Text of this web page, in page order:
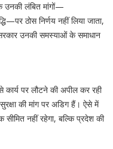
उनकी लंबित मांगों—
ठोस निर्णय नहीं लिया जाता,
उनकी समस्याओं के समाधान
से कार्य पर लौटने की अपील कर रही
की मांग पर अडिग हैं। ऐसे में
सीमित नहीं रहेगा, बल्कि प्रदेश की